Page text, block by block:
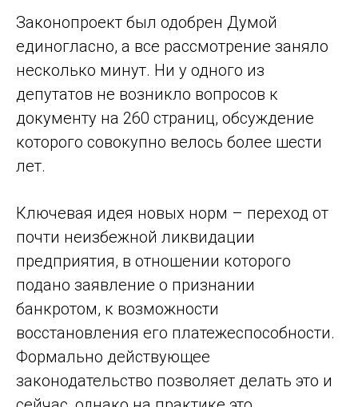
Законопроект был одобрен Думой
единогласно, а все рассмотрение заняло
несколько минут. Ни у одного из
депутатов не возникло вопросов к
документу на 260 страниц, обсуждение
которого совокупно велось более шести
лет.
Ключевая идея новых норм – переход от
почти неизбежной ликвидации
предприятия, в отношении которого
подано заявление о признании
банкротом, к возможности
восстановления его платежеспособности.
Формально действующее
законодательство позволяет делать это и